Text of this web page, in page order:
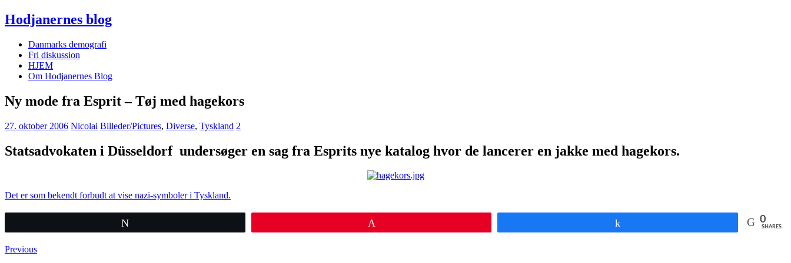
Hodjanernes blog
Danmarks demografi
Fri diskussion
HJEM
Om Hodjanernes Blog
Ny mode fra Esprit – Tøj med hagekors
27. oktober 2006 Nicolai Billeder/Pictures, Diverse, Tyskland 2
Statsadvokaten i Düsseldorf undersøger en sag fra Esprits nye katalog hvor de lancerer en jakke med hagekors.
Det er som bekendt forbudt at vise nazi-symboler i Tyskland.
0
SHARES
Previous